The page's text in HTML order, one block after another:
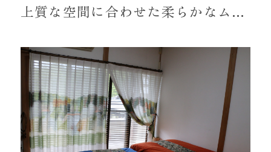
上質な空間に合わせた柔らかなムースシェード